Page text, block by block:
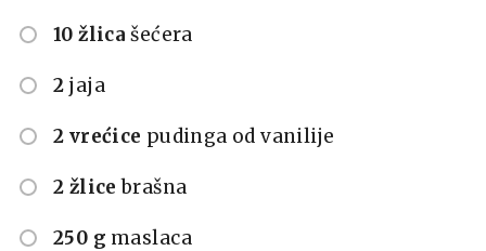
10 žlica šećera
2 jaja
2 vrećice pudinga od vanilije
2 žlice brašna
250 g maslaca